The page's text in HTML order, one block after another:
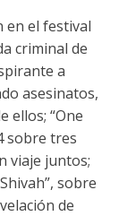
en el festival
criminal de
a
asesinatos,
ellos; “One
sobre tres
viaje juntos;
sobre
de